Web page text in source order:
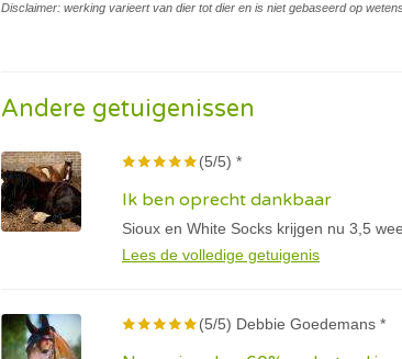
Disclaimer: werking varieert van dier tot dier en is niet gebaseerd op
Andere getuigenissen
(5/5) *
Ik ben oprecht dankbaar
Sioux en White Socks krijgen nu 3,5
Lees de volledige getuigenis
(5/5) Debbie Goedemans *